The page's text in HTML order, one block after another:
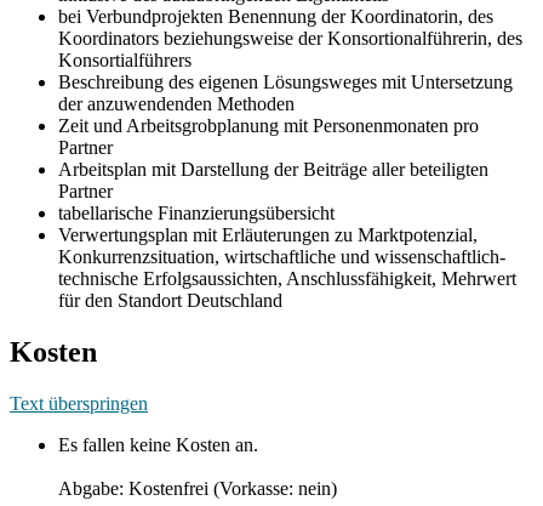
bei Verbundprojekten Benennung der Koordinatorin, des
Koordinators beziehungsweise der Konsortionalführerin, des
Konsortialführers
Beschreibung des eigenen Lösungsweges mit Untersetzung
der anzuwendenden Methoden
Zeit und Arbeitsgrobplanung mit Personenmonaten pro
Partner
Arbeitsplan mit Darstellung der Beiträge aller beteiligten
Partner
tabellarische Finanzierungsübersicht
Verwertungsplan mit Erläuterungen zu Marktpotenzial,
Konkurrenzsituation, wirtschaftliche und wissenschaftlich-
technische Erfolgsaussichten, Anschlussfähigkeit, Mehrwert
für den Standort Deutschland
Kosten
Text überspringen
Es fallen keine Kosten an.
Abgabe: Kostenfrei (Vorkasse: nein)